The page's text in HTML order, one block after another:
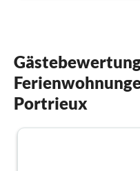
Portrieux